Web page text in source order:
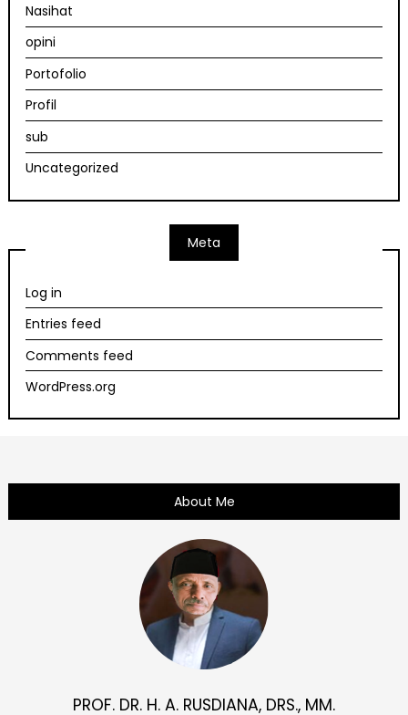
Nasihat
opini
Portofolio
Profil
sub
Uncategorized
Meta
Log in
Entries feed
Comments feed
WordPress.org
About Me
PROF. DR. H. A. RUSDIANA, DRS., MM.